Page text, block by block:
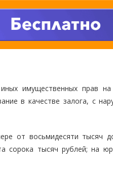
имущественных прав
в качестве залога, с
от восьмидесяти тысяч
сорока тысяч рублей; на